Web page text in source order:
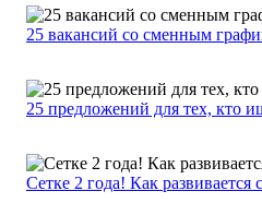
25 вакансий со сменным
25 предложений для тех, кто
Сетке 2 года! Как развивается